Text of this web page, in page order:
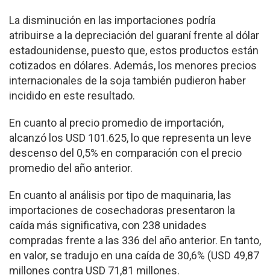
La disminución en las importaciones podría
atribuirse a la depreciación del guaraní frente al dólar
estadounidense, puesto que, estos productos están
cotizados en dólares. Además, los menores precios
internacionales de la soja también pudieron haber
incidido en este resultado.
En cuanto al precio promedio de importación,
alcanzó los USD 101.625, lo que representa un leve
descenso del 0,5% en comparación con el precio
promedio del año anterior.
En cuanto al análisis por tipo de maquinaria, las
importaciones de cosechadoras presentaron la
caída más significativa, con 238 unidades
compradas frente a las 336 del año anterior. En tanto,
en valor, se tradujo en una caída de 30,6% (USD 49,87
millones contra USD 71,81 millones.